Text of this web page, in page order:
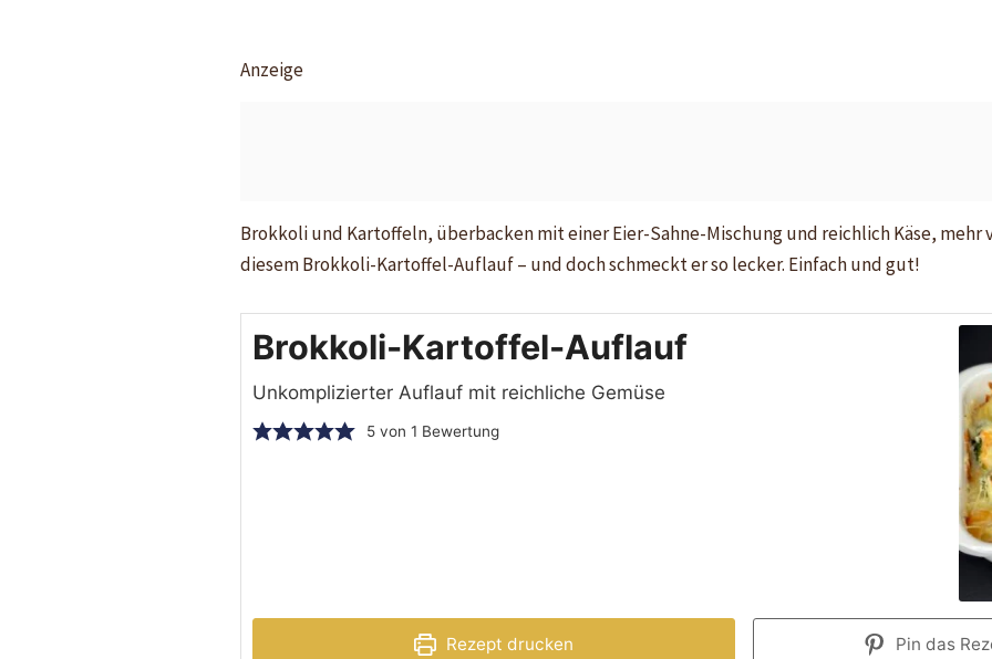
Anzeige
Brokkoli und Kartoffeln, überbacken mit einer Eier-Sahne-Mischung und reichlich Käse,
diesem Brokkoli-Kartoffel-Auflauf – und doch schmeckt er so lecker. Einfach und gut!
Brokkoli-Kartoffel-Auflauf
Unkomplizierter Auflauf mit reichliche Gemüse
5 von 1 Bewertung
Rezept drucken Pin das